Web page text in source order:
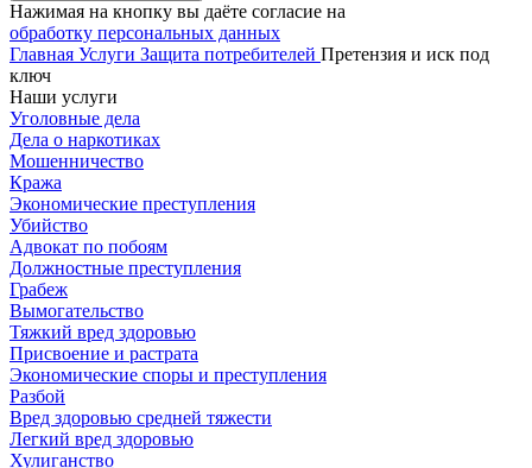
Нажимая на кнопку вы даёте согласие на
обработку персональных данных
Главная Услуги Защита потребителей Претензия и иск под
ключ
Наши услуги
Уголовные дела
Дела о наркотиках
Мошенничество
Кража
Экономические преступления
Убийство
Адвокат по побоям
Должностные преступления
Грабеж
Вымогательство
Тяжкий вред здоровью
Присвоение и растрата
Экономические споры и преступления
Разбой
Вред здоровью средней тяжести
Легкий вред здоровью
Хулиганство